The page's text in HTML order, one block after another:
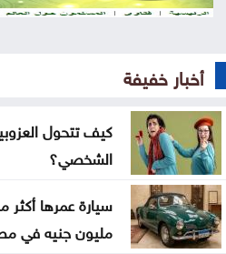
تعديلات قانون الجامعات
ارتفاع الأسهم الأوروبية في
الاتحاد الأوروبي يتمسّك
نتائج قرعة دوري أبطال أفريقيا
أخبار خفيفة
كيف تتحول
الشخصي؟
مليون جنيه في